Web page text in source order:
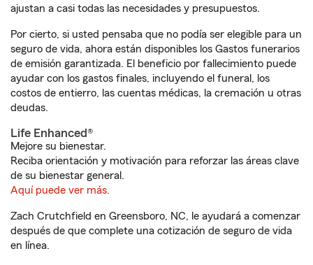
ajustan a casi todas las necesidades y presupuestos.
Por cierto, si usted pensaba que no podía ser elegible para un
seguro de vida, ahora están disponibles los Gastos funerarios
de emisión garantizada. El beneficio por fallecimiento puede
ayudar con los gastos finales, incluyendo el funeral, los
costos de entierro, las cuentas médicas, la cremación u otras
deudas.
Life Enhanced®
Mejore su bienestar.
Reciba orientación y motivación para reforzar las áreas clave
de su bienestar general.
Aquí puede ver más.
Zach Crutchfield en Greensboro, NC, le ayudará a comenzar
después de que complete una cotización de seguro de vida
en línea.